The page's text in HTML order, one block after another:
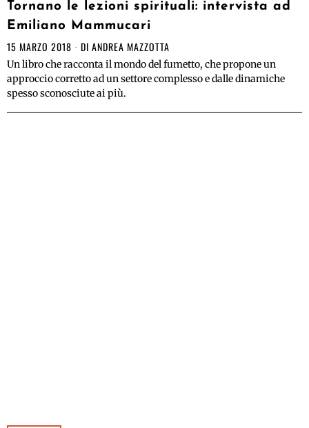
Tornano le lezioni spirituali: intervista ad
Emiliano Mammucari
15 MARZO 2018 DI ANDREA MAZZOTTA
Un libro che racconta il mondo del fumetto, che propone un
approccio corretto ad un settore complesso e dalle dinamiche
spesso sconosciute ai più.